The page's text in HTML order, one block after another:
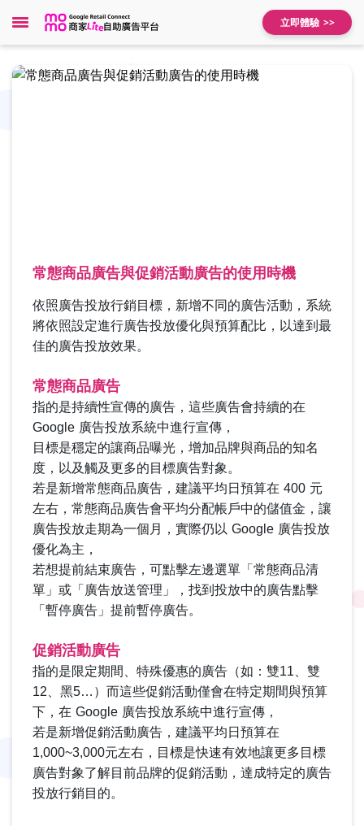
立即體驗
常態商品廣告與促銷活動廣告的使用時機
依照廣告投放行銷目標，新增不同的廣告活動，系統
將依照設定進行廣告投放優化與預算配比，以達到最
佳的廣告投放效果。
常態商品廣告
指的是持續性宣傳的廣告，這些廣告會持續的在
Google 廣告投放系統中進行宣傳，
目標是穩定的讓商品曝光，增加品牌與商品的知名
度，以及觸及更多的目標廣告對象。
若是新增常態商品廣告，建議平均日預算在 400 元
左右，常態商品廣告會平均分配帳戶中的儲值金，讓
廣告投放走期為一個月，實際仍以 Google 廣告投放
優化為主，
若想提前結束廣告，可點擊左邊選單「常態商品清
單」或「廣告放送管理」，找到投放中的廣告點擊
「暫停廣告」提前暫停廣告。
促銷活動廣告
指的是限定期間、特殊優惠的廣告（如：雙11、雙
12、黑5…）而這些促銷活動僅會在特定期間與預算
下，在 Google 廣告投放系統中進行宣傳，
若是新增促銷活動廣告，建議平均日預算在
1,000~3,000元左右， 目標是快速有效地讓更多目標
廣告對象了解目前品牌的促銷活動，達成特定的廣告
投放行銷目的。